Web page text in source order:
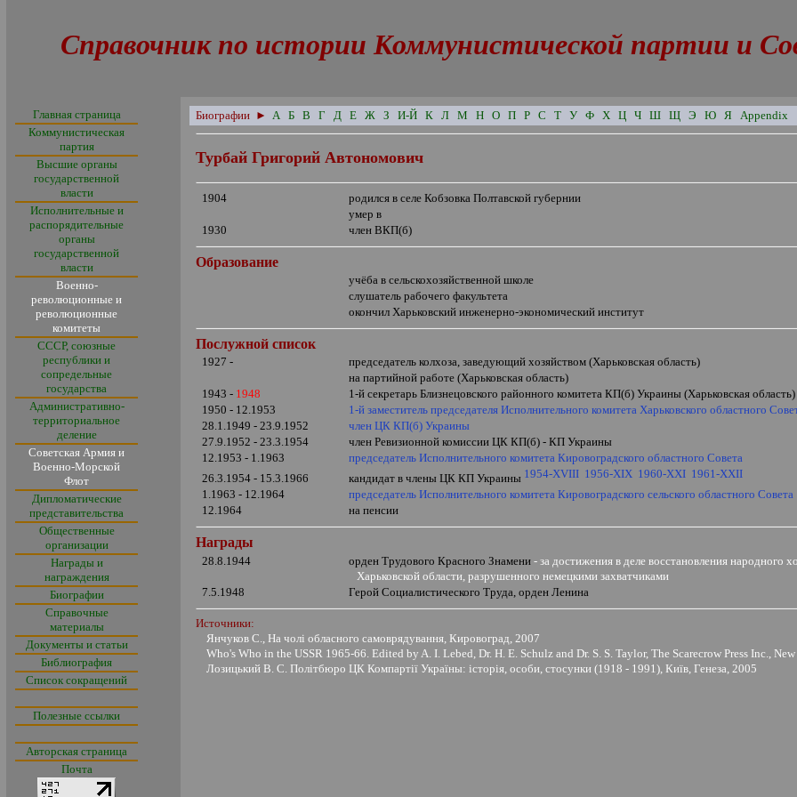
Справочник по истории Коммунистической партии и
Главная страница
Коммунистическая
партия
Высшие органы
государственной
власти
Исполнительные и
распорядительные
органы
государственной
власти
Военно-
революционные и
революционные
комитеты
СССР, союзные
республики и
сопредельные
государства
Административно-
территориальное
деление
Советская Армия и
Военно-Морской
Флот
Дипломатические
представительства
Общественные
организации
Награды и
награждения
Биографии
Справочные
материалы
Документы и статьи
Библиография
Список сокращений
Полезные ссылки
Авторская страница
Почта
Биографии ► А Б В Г Д Е Ж З И-Й К Л М Н О П Р С Т У Ф Х Ц Ч Ш Щ Э Ю Я Appendix
Турбай Григорий Автономович
1904
родился в селе Кобзовка Полтавской губернии
умер в
1930
член ВКП(б)
Образование
учёба в сельскохозяйственной школе
слушатель рабочего факультета
окончил Харьковский инженерно-экономический институт
Послужной список
1927 -
председатель колхоза, заведующий хозяйством (Харьковская область)
на партийной работе (Харьковская область)
1943 - 1948
1-й секретарь Близнецовского районного комитета КП(б) Украины (Харьковская область)
1950 - 12.1953
1-й заместитель председателя Исполнительного комитета Харьковского областного
28.1.1949 - 23.9.1952
член ЦК КП(б) Украины
27.9.1952 - 23.3.1954
член Ревизионной комиссии ЦК КП(б) - КП Украины
12.1953 - 1.1963
председатель Исполнительного комитета Кировоградского областного Совета
26.3.1954 - 15.3.1966
кандидат в члены ЦК КП Украины 1954-XVIII 1956-XIX 1960-XXI 1961-XXII
1.1963 - 12.1964
председатель Исполнительного комитета Кировоградского сельского областного Совета
12.1964
на пенсии
Награды
28.8.1944 орден Трудового Красного Знамени-за достижения в деле восстановления народного
Харьковской области, разрушенного немецкими захватчиками
7.5.1948
Герой Социалистического Труда, орден Ленина
Источники:
Янчуков С., На чолi обласного самоврядування, Кировоград, 2007
Who's Who in the USSR 1965-66. Edited by A. I. Lebed, Dr. H. E. Schulz and Dr. S. S. Taylor, The Scarecrow Press Inc.,
Лозицький В. С. Полiтбюро ЦК Компартiї Україны:iсторiя, особи, стосунки (1918 - 1991), Київ, Генеза, 2005